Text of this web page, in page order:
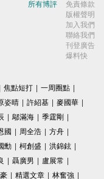
所有博評
免責條款
版權聲明
加入我們
聯絡我們
刊登廣告
爆料快
焦點短打 | 一周圈點 |
姿晴 | 許紹基 | 麥國華 |
| 鄔滿海 | 季霆剛 |
國 | 周全浩 | 方舟 |
勳 | 柯創盛 | 洪錦鉉 |
| 聶廣男 | 盧展常 |
| 精選文章 | 林奮強 |